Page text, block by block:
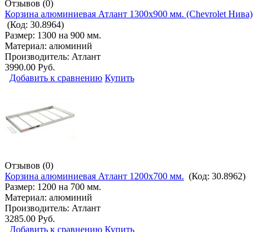
Отзывов (0)
Корзина алюминиевая Атлант 1300х900 мм. (Chevrolet Нива)
(Код: 30.8964)
Размер: 1300 на 900 мм.
Материал: алюминий
Производитель: Атлант
3990.00 Руб.
Добавить к сравнению Купить
Отзывов (0)
Корзина алюминиевая Атлант 1200х700 мм. (Код: 30.8962)
Размер: 1200 на 700 мм.
Материал: алюминий
Производитель: Атлант
3285.00 Руб.
Добавить к сравнению Купить